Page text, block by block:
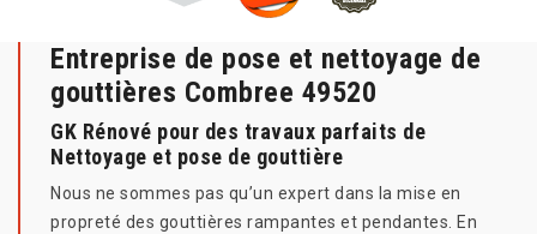
Entreprise de pose et nettoyage de
gouttières Combree 49520
GK Rénové pour des travaux parfaits de
Nettoyage et pose de gouttière
Nous ne sommes pas qu’un expert dans la mise en
propreté des gouttières rampantes et pendantes. En